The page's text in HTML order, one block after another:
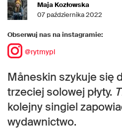
Maja Kozłowska
07 października 2022
Obserwuj nas na instagramie:
@rytmypl
Måneskin szykuje się
trzeciej solowej płyty.
kolejny singiel
wydawnictwo.